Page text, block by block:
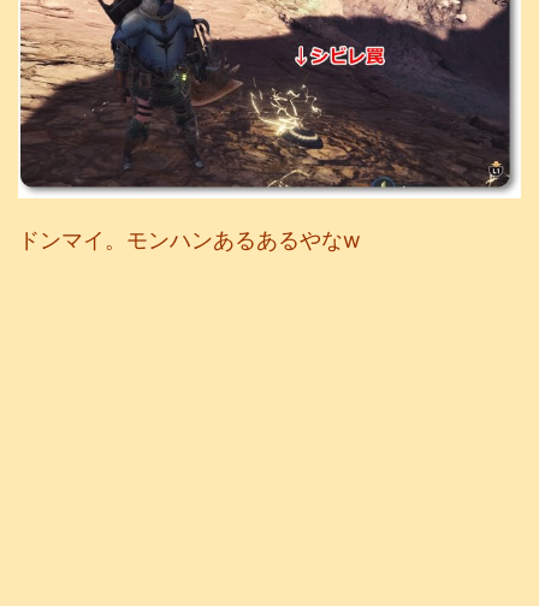
ドンマイ。モンハンあるあるやなw